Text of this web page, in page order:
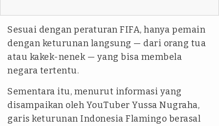
Sesuai dengan peraturan FIFA, hanya pemain
dengan keturunan langsung — dari orang tua
atau kakek-nenek — yang bisa membela
negara tertentu.
Sementara itu, menurut informasi yang
disampaikan oleh YouTuber Yussa Nugraha,
garis keturunan Indonesia Flamingo berasal